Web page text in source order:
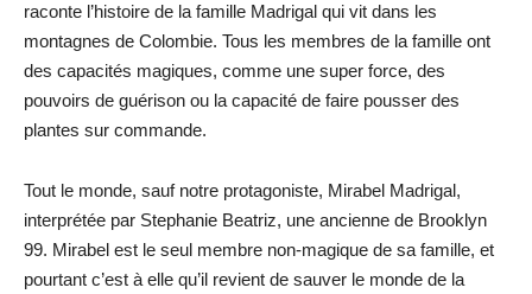
raconte l’histoire de la famille Madrigal qui vit dans les
montagnes de Colombie. Tous les membres de la famille ont
des capacités magiques, comme une super force, des
pouvoirs de guérison ou la capacité de faire pousser des
plantes sur commande.
Tout le monde, sauf notre protagoniste, Mirabel Madrigal,
interprétée par Stephanie Beatriz, une ancienne de Brooklyn
99. Mirabel est le seul membre non-magique de sa famille, et
pourtant c’est à elle qu’il revient de sauver le monde de la